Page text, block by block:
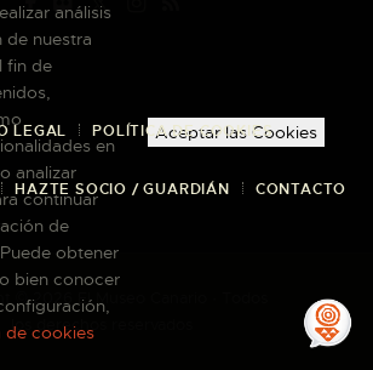
LEGAL POLÍTICA DE COOKIES
HAZTE SOCIO / GUARDIÁN CONTACTO
© 2026 El Museo Canario · Todos
los derechos reservados
análisis
de nuestra
fin de
en
analizar
continuar
de
obtener
bien conocer
de cookies
Aceptar las Cookies